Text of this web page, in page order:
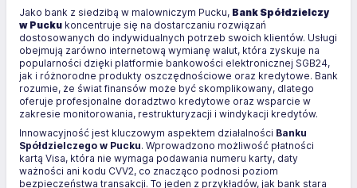
Jako bank z siedzibą w malowniczym Pucku, Bank Spółdzielczy
w Pucku koncentruje się na dostarczaniu rozwiązań
dostosowanych do indywidualnych potrzeb swoich klientów. Usługi
obejmują zarówno internetową wymianę walut, która zyskuje na
popularności dzięki platformie bankowości elektronicznej SGB24,
jak i różnorodne produkty oszczędnościowe oraz kredytowe. Bank
rozumie, że świat finansów może być skomplikowany, dlatego
oferuje profesjonalne doradztwo kredytowe oraz wsparcie w
zakresie monitorowania, restrukturyzacji i windykacji kredytów.
Innowacyjność jest kluczowym aspektem działalności Banku
Spółdzielczego w Pucku. Wprowadzono możliwość płatności
kartą Visa, która nie wymaga podawania numeru karty, daty
ważności ani kodu CVV2, co znacząco podnosi poziom
bezpieczeństwa transakcji. To jeden z przykładów, jak bank stara